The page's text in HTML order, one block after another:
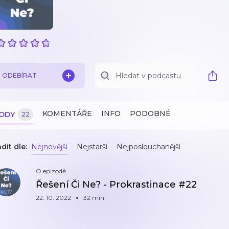
ODEBÍRAT
22 KOMENTÁŘE INFO PODOBNÉ
dle: Nejnovější Nejstarší Nejposlouchanější
O epizodě
Řešení Či Ne? - Prokrastinace #22
22. 10. 2022 32 min